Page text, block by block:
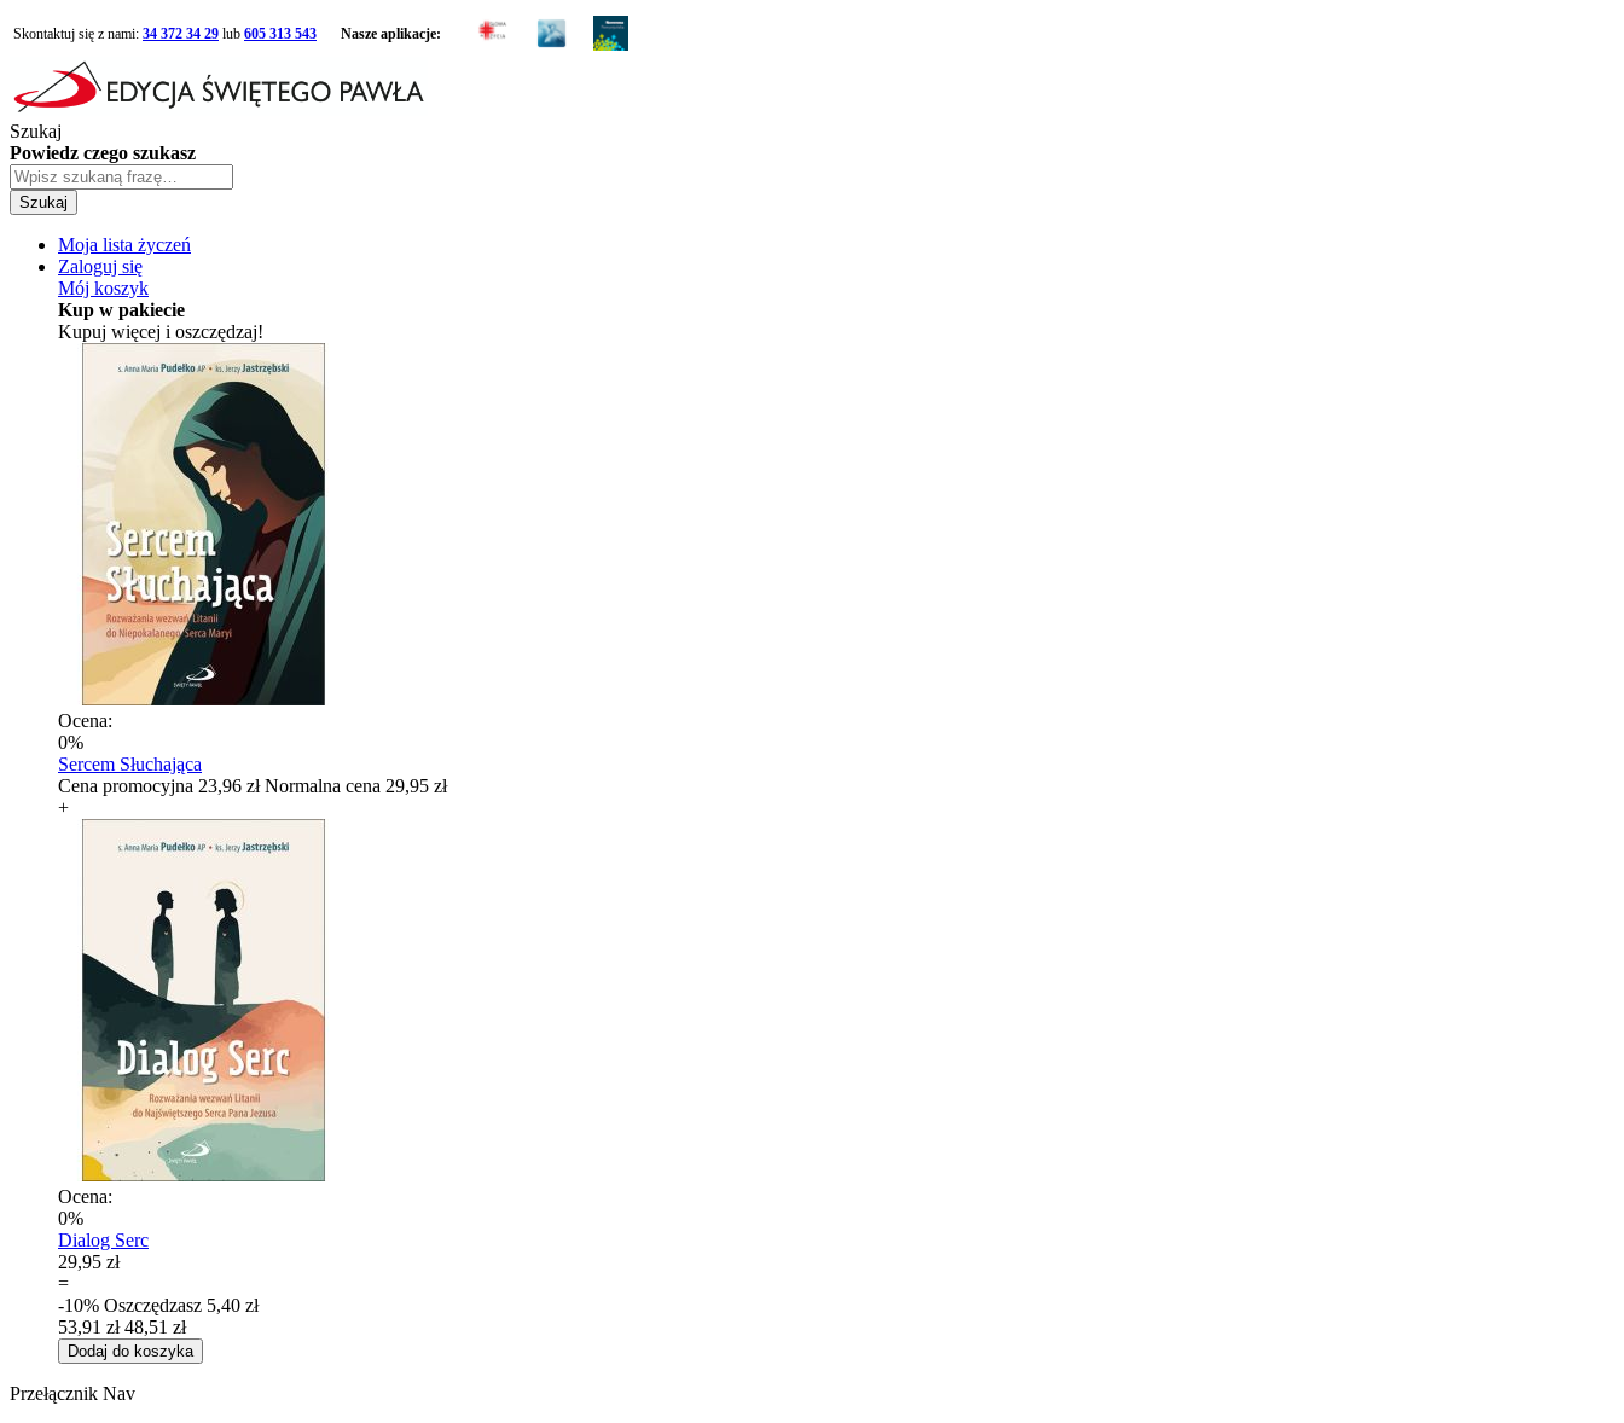
Skontaktuj się z nami: 34 372 34 29 lub 605 313 543 Nasze aplikacje:
Szukaj
Powiedz czego szukasz
Szukaj
Moja lista życzeń
Zaloguj się
Mój koszyk
Kup w pakiecie
Kupuj więcej i oszczędzaj!
Ocena:
0%
Sercem Słuchająca
Cena promocyjna 23,96 zł Normalna cena 29,95 zł
+
Ocena:
0%
Dialog Serc
29,95 zł
=
-10% Oszczędzasz 5,40 zł
53,91 zł 48,51 zł
Dodaj do koszyka
Przełącznik Nav